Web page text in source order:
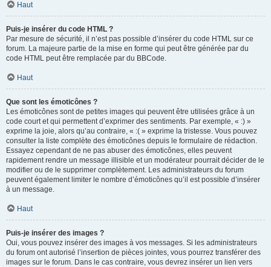
Haut
Puis-je insérer du code HTML ?
Par mesure de sécurité, il n’est pas possible d’insérer du code HTML sur ce
forum. La majeure partie de la mise en forme qui peut être générée par du
code HTML peut être remplacée par du BBCode.
Haut
Que sont les émoticônes ?
Les émoticônes sont de petites images qui peuvent être utilisées grâce à un
code court et qui permettent d’exprimer des sentiments. Par exemple, « :) »
exprime la joie, alors qu’au contraire, « :( » exprime la tristesse. Vous pouvez
consulter la liste complète des émoticônes depuis le formulaire de rédaction.
Essayez cependant de ne pas abuser des émoticônes, elles peuvent
rapidement rendre un message illisible et un modérateur pourrait décider de le
modifier ou de le supprimer complètement. Les administrateurs du forum
peuvent également limiter le nombre d’émoticônes qu’il est possible d’insérer
à un message.
Haut
Puis-je insérer des images ?
Oui, vous pouvez insérer des images à vos messages. Si les administrateurs
du forum ont autorisé l’insertion de pièces jointes, vous pourrez transférer des
images sur le forum. Dans le cas contraire, vous devrez insérer un lien vers